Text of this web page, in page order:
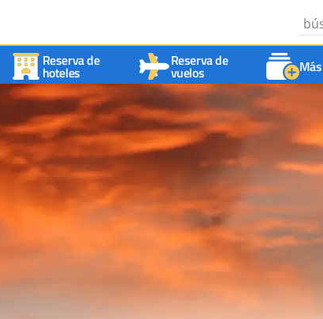
Reserva de
hoteles
Reserva de
vuelos